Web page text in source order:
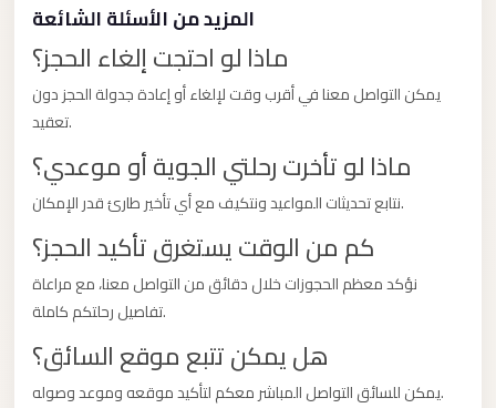
المزيد من الأسئلة الشائعة
ماذا لو احتجت إلغاء الحجز؟
يمكن التواصل معنا في أقرب وقت لإلغاء أو إعادة جدولة الحجز دون
تعقيد.
ماذا لو تأخرت رحلتي الجوية أو موعدي؟
نتابع تحديثات المواعيد ونتكيف مع أي تأخير طارئ قدر الإمكان.
كم من الوقت يستغرق تأكيد الحجز؟
نؤكد معظم الحجوزات خلال دقائق من التواصل معنا، مع مراعاة
تفاصيل رحلتكم كاملة.
هل يمكن تتبع موقع السائق؟
يمكن للسائق التواصل المباشر معكم لتأكيد موقعه وموعد وصوله.
Service
Sharm
Sheikh
Limousine
Saint
Catherine
Transfer
Mountain
Saint
Catherine